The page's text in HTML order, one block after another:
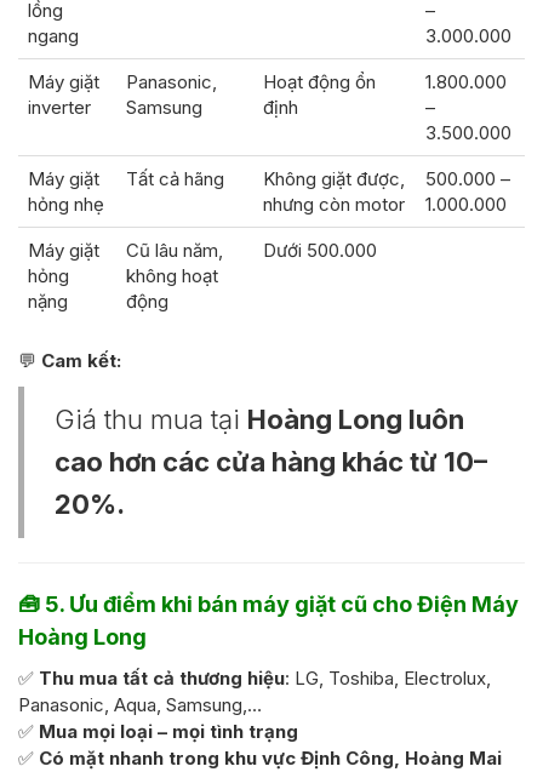
lồng
ngang
–
3.000.000
Máy giặt
inverter
Panasonic,
Samsung
Hoạt động ổn
định
1.800.000
–
3.500.000
Máy giặt
hỏng nhẹ
Tất cả hãng
Không giặt được,
nhưng còn motor
500.000 –
1.000.000
Máy giặt
hỏng
nặng
Cũ lâu năm,
không hoạt
động
Dưới 500.000
💬 Cam kết:
Giá thu mua tại Hoàng Long luôn
cao hơn các cửa hàng khác từ 10–
20%.
🧰 5. Ưu điểm khi bán máy giặt cũ cho Điện Máy
Hoàng Long
✅ Thu mua tất cả thương hiệu: LG, Toshiba, Electrolux,
Panasonic, Aqua, Samsung,…
✅ Mua mọi loại – mọi tình trạng
✅ Có mặt nhanh trong khu vực Định Công, Hoàng Mai